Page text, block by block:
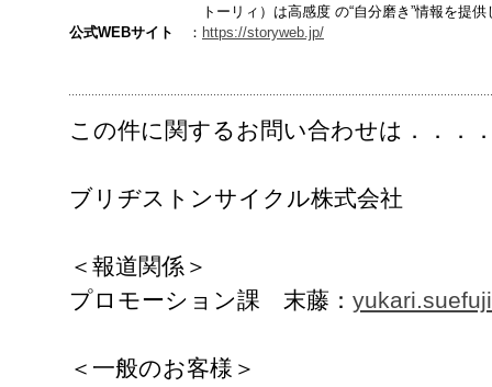
トーリィ）は高感度 の“自分磨き”情報を提供
公式WEBサイト
： https://storyweb.jp/
この件に関するお問い合わせは．．．
ブリヂストンサイクル株式会社
＜報道関係＞
プロモーション課 末藤：
＜一般のお客様＞